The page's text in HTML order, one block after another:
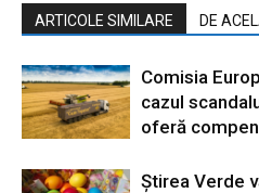
ARTICOLE SIMILARE DE
Comisia
cazul
oferă
Știrea Verde